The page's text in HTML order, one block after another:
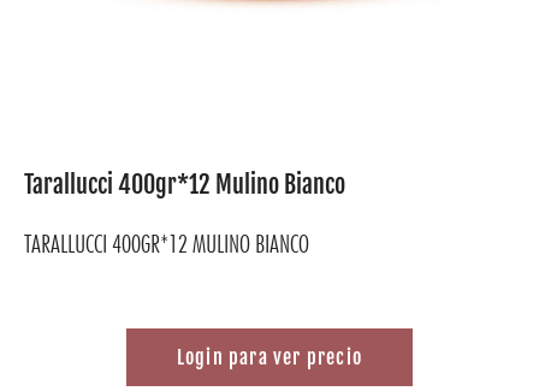
Tarallucci 400gr*12 Mulino Bianco
TARALLUCCI 400GR*12 MULINO BIANCO
Login para ver precio